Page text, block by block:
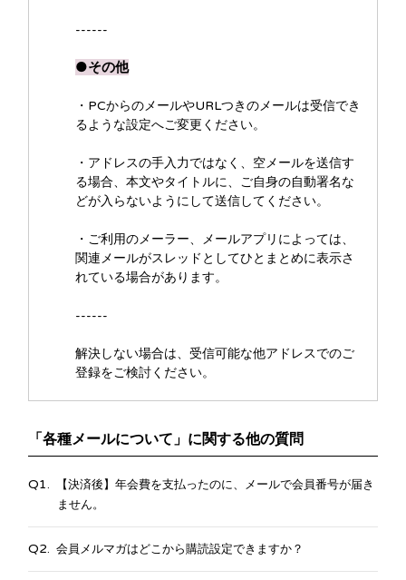
------
●その他
・PCからのメールやURLつきのメールは受信でき
るような設定へご変更ください。
・アドレスの手入力ではなく、空メールを送信す
る場合、本文やタイトルに、ご自身の自動署名な
どが入らないようにして送信してください。
・ご利用のメーラー、メールアプリによっては、
関連メールがスレッドとしてひとまとめに表示さ
れている場合があります。
------
解決しない場合は、受信可能な他アドレスでのご
登録をご検討ください。
「各種メールについて」に関する他の質問
【決済後】年会費を支払ったのに、メールで会員番号が届き
ません。
会員メルマガはどこから購読設定できますか？